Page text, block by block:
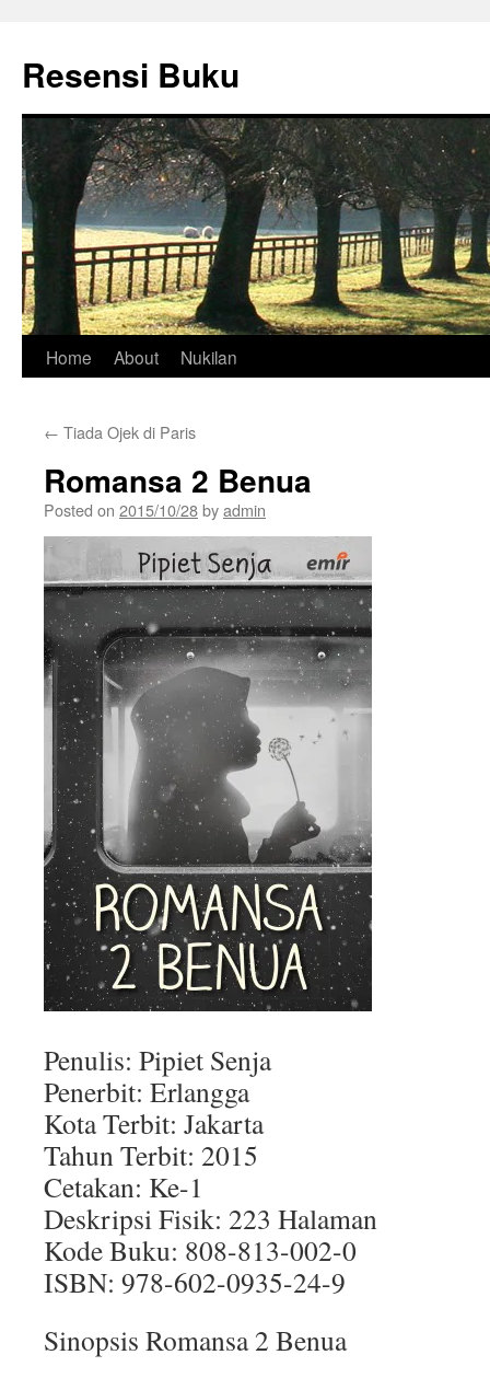
content
Resensi Buku
Home About Nukilan
← Tiada Ojek di Paris
Romansa 2 Benua
Posted on 2015/10/28byadmin
Penulis: Pipiet Senja
Penerbit: Erlangga
Kota Terbit: Jakarta
Tahun Terbit: 2015
Cetakan: Ke-1
Deskripsi Fisik: 223 Halaman
Kode Buku: 808-813-002-0
ISBN: 978-602-0935-24-9
Sinopsis Romansa 2 Benua